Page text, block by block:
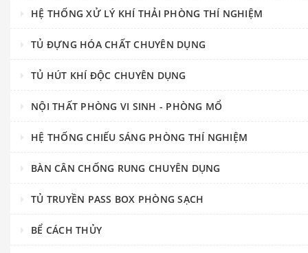
HỆ THỐNG XỬ LÝ KHÍ THẢI PHÒNG THÍ NGHIỆM
TỦ ĐỰNG HÓA CHẤT CHUYÊN DỤNG
TỦ HÚT KHÍ ĐỘC CHUYÊN DỤNG
NỘI THẤT PHÒNG VI SINH - PHÒNG MỔ
HỆ THỐNG CHIẾU SÁNG PHÒNG THÍ NGHIỆM
BÀN CÂN CHỐNG RUNG CHUYÊN DỤNG
TỦ TRUYỀN PASS BOX PHÒNG SẠCH
BỂ CÁCH THỦY